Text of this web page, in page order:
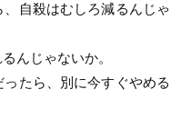
自殺はむしろ減るんじゃ
んじゃないか。
ったら、別に今すぐやめる